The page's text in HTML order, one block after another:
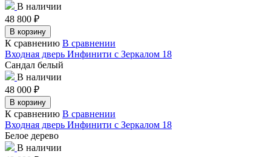
В наличии
48 800 ₽
В корзину
К сравнению В сравнении
Входная дверь Инфинити с Зеркалом 18
Сандал белый
В наличии
48 000 ₽
В корзину
К сравнению В сравнении
Входная дверь Инфинити с Зеркалом 18
Белое дерево
В наличии